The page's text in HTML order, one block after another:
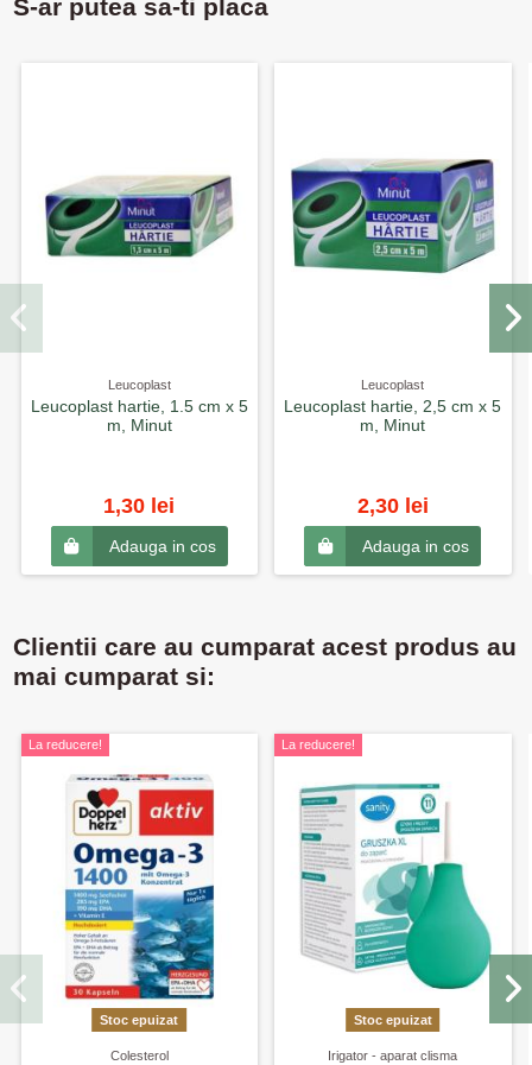
S-ar putea sa-ti placa
Leucoplast
Leucoplast hartie, 1.5 cm x 5
m, Minut
1,30 lei
Adauga in cos
Leucoplast
Leucoplast hartie, 2,5 cm x 5
m, Minut
2,30 lei
Adauga in cos
Clientii care au cumparat acest produs au
mai cumparat si:
La reducere!
Stoc epuizat
Colesterol
La reducere!
Stoc epuizat
Irigator - aparat clisma